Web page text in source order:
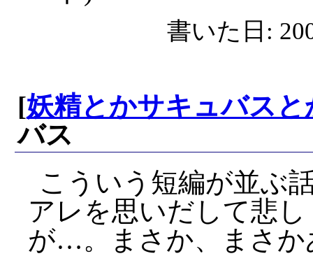
書いた日:
[妖精とかサキュバスと
バス
こういう短編が並ぶ
アレを思いだして悲
が…。まさか、まさ